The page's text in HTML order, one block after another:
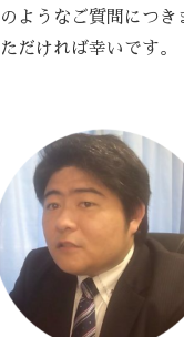
ようなご質問につ
だければ幸いです。